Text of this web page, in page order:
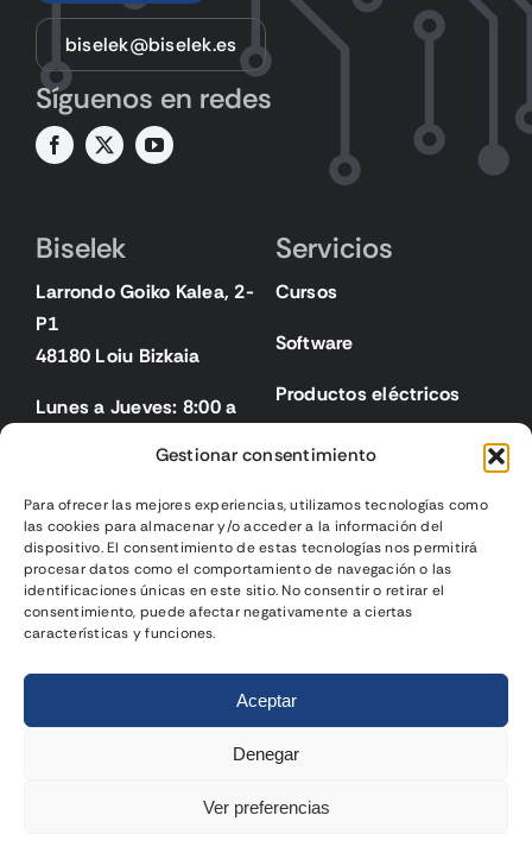
Gestionar consentimiento
Para ofrecer las mejores experiencias, utilizamos tecnologías como
las cookies para almacenar y/o acceder a la información del
dispositivo. El consentimiento de estas tecnologías nos permitirá
procesar datos como el comportamiento de navegación o las
identificaciones únicas en este sitio. No consentir o retirar el
consentimiento, puede afectar negativamente a ciertas
características y funciones.
Aceptar
Denegar
Ver preferencias
biselek@biselek.es
Síguenos en redes
Biselek
Larrondo Goiko Kalea, 2-
P1
48180 Loiu Bizkaia
Lunes a Jueves: 8:00 a
Servicios
Cursos
Software
Productos eléctricos
Legal
Aviso legal
Política de privacidad
Página web diseñadapor
Gurenet Teknologia